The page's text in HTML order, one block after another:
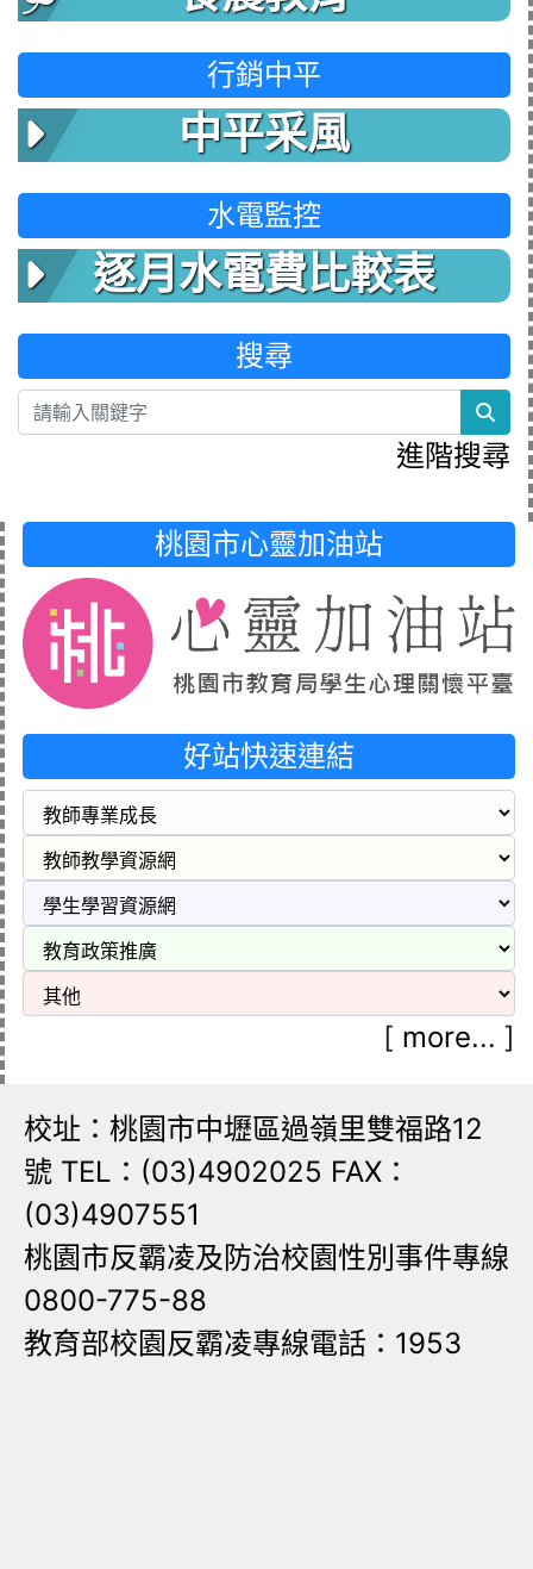
行銷中平
中平采風
水電監控
逐月水電費比較表
搜尋
進階搜尋
桃園市心靈加油站
好站快速連結
[ more... ]
校址：桃園市中壢區過嶺里雙福路12
號 TEL：(03)4902025 FAX：
(03)4907551
桃園市反霸凌及防治校園性別事件專線
0800-775-88
教育部校園反霸凌專線電話：1953